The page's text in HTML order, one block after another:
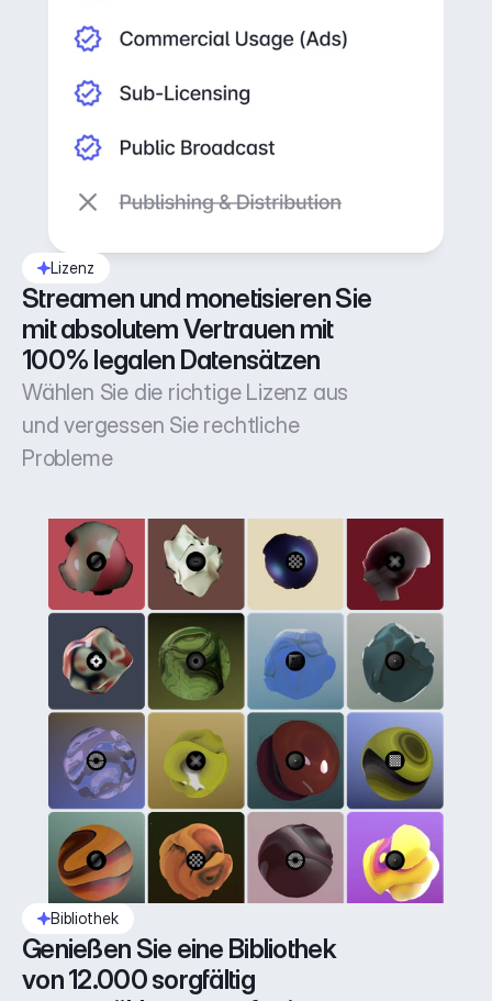
Lizenz
Streamen und monetisieren Sie
mit absolutem Vertrauen mit
100% legalen Datensätzen
Wählen Sie die richtige Lizenz aus
und vergessen Sie rechtliche
Probleme
Bibliothek
Genießen Sie eine Bibliothek
von 12.000 sorgfältig